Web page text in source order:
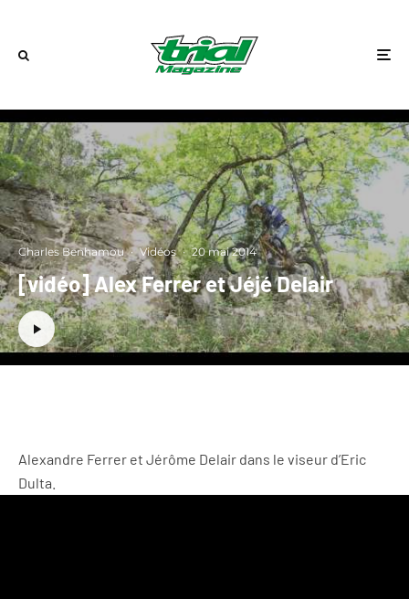
Charles Benhamou · Vidéos · 20 mai 2014
[vidéo] Alex Ferrer et Jéjé Delair
Alexandre Ferrer et Jérôme Delair dans le viseur d’Eric
Dulta.